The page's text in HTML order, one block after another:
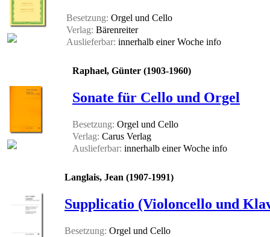
Besetzung: Orgel und Cello
Verlag: Bärenreiter
Auslieferbar: innerhalb einer Woche info
Raphael, Günter (1903-1960)
Sonate für Cello und Orgel
Besetzung: Orgel und Cello
Verlag: Carus Verlag
Auslieferbar: innerhalb einer Woche info
Langlais, Jean (1907-1991)
Supplicatio (Violoncello und
Besetzung: Orgel und Cello